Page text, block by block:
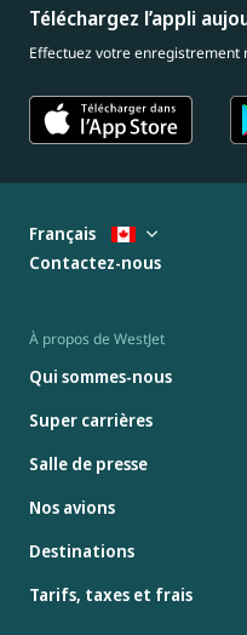
Téléchargez l’appli
Effectuez votre enregistrement
À propos de WestJet
Qui sommes-nous
Super carrières
Salle de presse
Nos avions
Destinations
Tarifs, taxes et frais
Français
Contactez-nous